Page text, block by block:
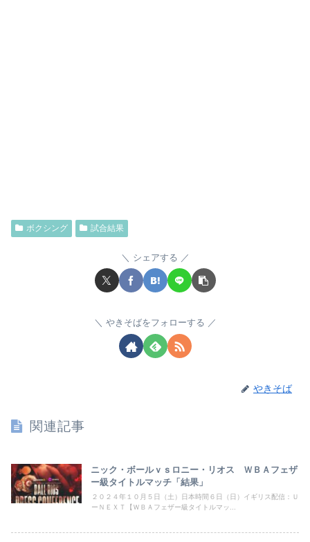
ボクシング 試合結果
シェアする
やきそばをフォローする
やきそば
関連記事
ニック・ボールｖｓロニー・リオス ＷＢＡフェザ
ー級タイトルマッチ「結果」
２０２４年１０月５日（土）日本時間６日（日）イギリス配信：Ｕ
ーＮＥＸＴ【ＷＢＡフェザー級タイトルマッ...